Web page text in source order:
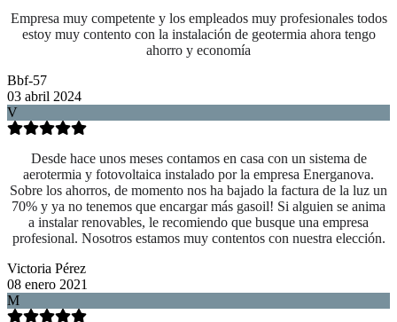
Empresa muy competente y los empleados muy profesionales todos
estoy muy contento con la instalación de geotermia ahora tengo
ahorro y economía
Bbf-57
03 abril 2024
V
Desde hace unos meses contamos en casa con un sistema de
aerotermia y fotovoltaica instalado por la empresa Energanova.
Sobre los ahorros, de momento nos ha bajado la factura de la luz un
70% y ya no tenemos que encargar más gasoil! Si alguien se anima
a instalar renovables, le recomiendo que busque una empresa
profesional. Nosotros estamos muy contentos con nuestra elección.
Victoria Pérez
08 enero 2021
M